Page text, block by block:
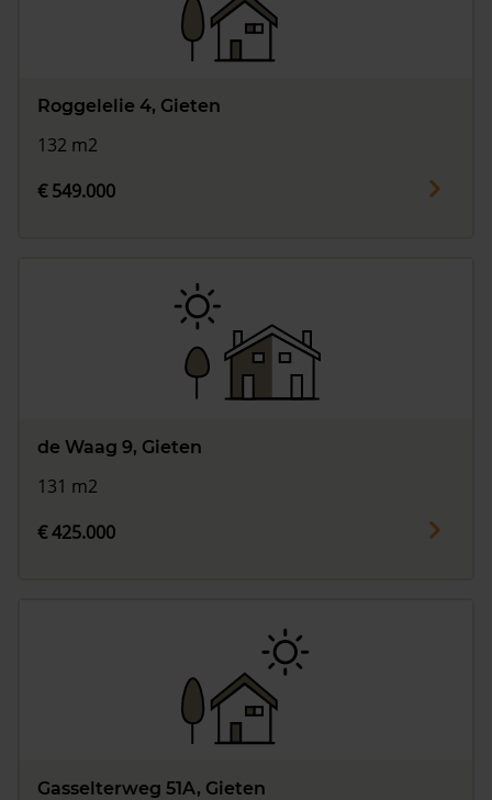
Roggelelie 4, Gieten
132 m2
€ 549.000
de Waag 9, Gieten
131 m2
€ 425.000
Gasselterweg 51A, Gieten